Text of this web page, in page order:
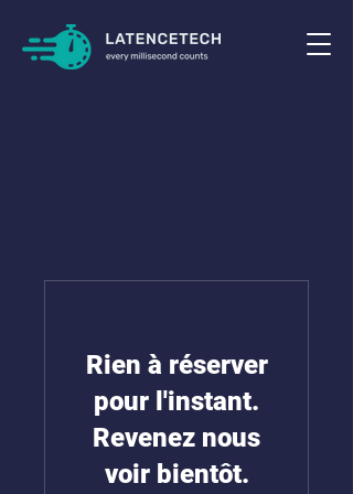
Rien à réserver
pour l'instant.
Revenez nous
voir bientôt.